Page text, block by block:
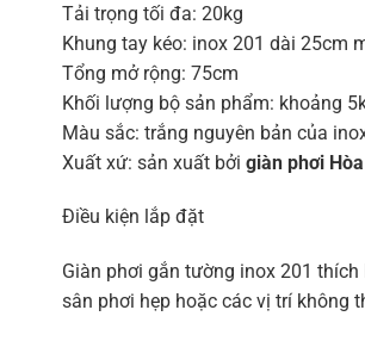
Tải trọng tối đa: 20kg
Khung tay kéo: inox 201 dài 25cm
Tổng mở rộng: 75cm
Khối lượng bộ sản phẩm: khoảng
Màu sắc: trắng nguyên bản của
Xuất xứ: sản xuất bởi giàn phơi
Điều kiện lắp đặt
Giàn phơi gắn tường inox 201
sân phơi hẹp hoặc các vị trí không